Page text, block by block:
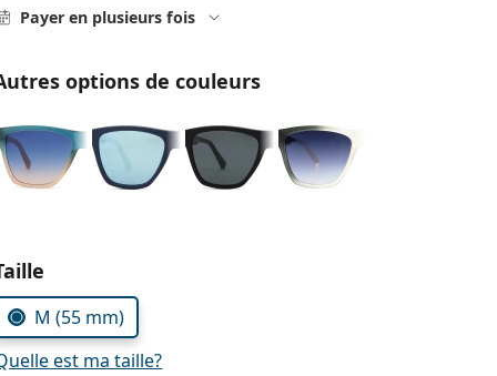
Payer en plusieurs fois
options de couleurs
les paramètres
M (55 mm)
est ma taille?